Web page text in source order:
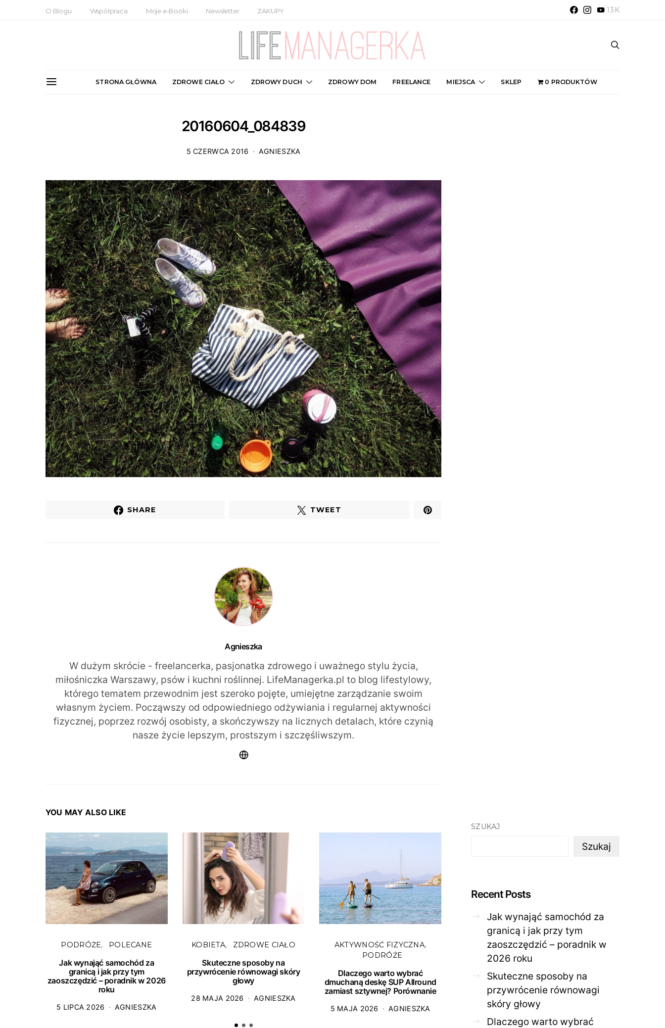
O Blogu Współpraca Moje e-Booki Newsletter ZAKUPY 13K
STRONA GŁÓWNA ZDROWE CIAŁO ZDROWY DUCH ZDROWY DOM FREELANCE MIEJSCA SKLEP 0 PRODUKTÓW
20160604_084839
5 CZERWCA 2016 AGNIESZKA
SHARE TWEET
Agnieszka
W dużym skrócie - freelancerka, pasjonatka zdrowego i uważnego stylu życia,
miłośniczka Warszawy, psów i kuchni roślinnej. LifeManagerka.pl to blog lifestylowy,
którego tematem przewodnim jest szeroko pojęte, umiejętne zarządzanie swoim
własnym życiem. Począwszy od odpowiedniego odżywiania i regularnej aktywności
fizycznej, poprzez rozwój osobisty, a skończywszy na licznych detalach, które czynią
nasze życie lepszym, prostszym i szczęśliwszym.
YOU MAY ALSO LIKE
PODRÓŻE POLECANE
Jak wynająć samochód za
granicą i jak przy tym
zaoszczędzić – poradnik w 2026
roku
5 LIPCA 2026 AGNIESZKA
KOBIETA ZDROWE CIAŁO
Skuteczne sposoby na
przywrócenie równowagi skóry
głowy
28 MAJA 2026 AGNIESZKA
AKTYWNOŚĆ FIZYCZNA
PODRÓŻE
Dlaczego warto wybrać
dmuchaną deskę SUP Allround
zamiast sztywnej? Porównanie
5 MAJA 2026 AGNIESZKA
ZDROWE CIAŁO
Jak skutecznie zadbać o
problematyczną cerę w
domowym spa?
28 KWIETNIA 2026 27 KWIETNIA 2026
SZUKAJ
Szukaj
Recent Posts
Jak wynająć samochód za
granicą i jak przy tym
zaoszczędzić – poradnik w
2026 roku
Skuteczne sposoby na
przywrócenie równowagi
skóry głowy
Dlaczego warto wybrać